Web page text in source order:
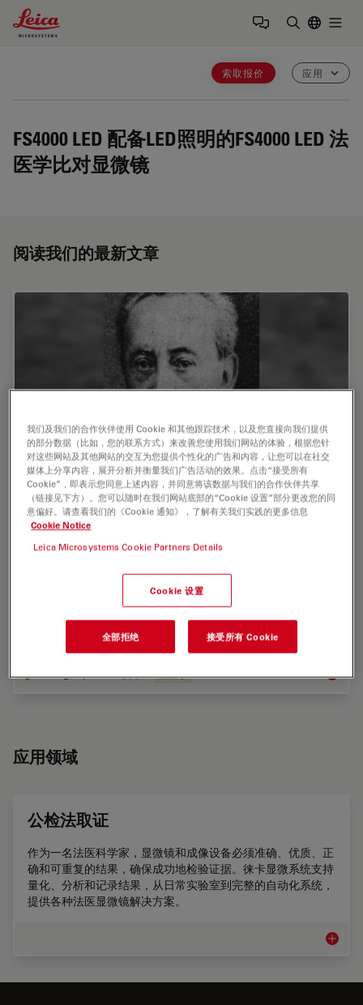
Leica Microsystems Logo
索取报价 应用
FS4000 LED 配备LED照明的FS4000 LED 法
医学比对显微镜
阅读我们的最新文章
比对显微镜 125 年的发展历程
们。特别是在比较只能借助光学放大系统才能观察到的微小物
两个物体，那么你就需要有出色的记忆力，而且永远不能排除
别的物体时。这种认识促使圣彼得堡的地质学教授亚历山大-
冯-伊诺斯特兰泽夫（Alexander von…
Aug 12, 2014 文章 法医学 比对显
应用领域
公检法取证
作为一名法医科学家，显微镜和成像设备必须准确、优质、正
确和可重复的结果，确保成功地检验证据。徕卡显微系统支持
量化、分析和记录结果，从日常实验室到完整的自动化系统，
提供各种法医显微镜解决方案。
公检法
我们及我们的合作伙伴使用 Cookie 和其他跟踪技术，以及您直接向我们提供
的部分数据（比如，您的联系方式）来改善您使用我们网站的体验，根据您针
对这些网站及其他网站的交互为您提供个性化的广告和内容，让您可以在社交
媒体上分享内容，展开分析并衡量我们广告活动的效果。点击“接受所有
Cookie”，即表示您同意上述内容，并同意将该数据与我们的合作伙伴共享
（链接见下方）。您可以随时在我们网站底部的“Cookie 设置”部分更改您的同
意偏好。请查看我们的《Cookie 通知》，了解有关我们实践的更多信息
Cookie Notice
Leica Microsystems Cookie Partners Details
Cookie 设置
全部拒绝 接受所有 Cookie